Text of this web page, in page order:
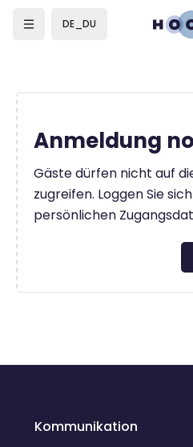
DE_DU
Anmeldung
Gäste dürfen nicht auf
zugreifen. Loggen Sie
persönlichen
Kommunikation